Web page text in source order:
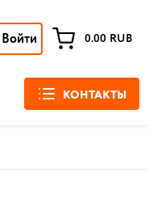
Войти 0.00 RUB
КОНТАКТЫ